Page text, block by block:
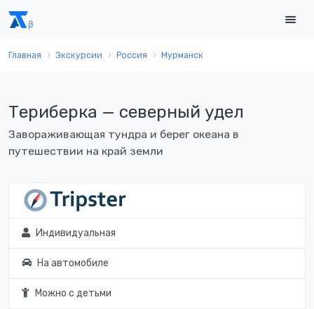
Главная Экскурсии Россия Мурманск
Териберка — северный удел
Завораживающая тундра и берег океана в
путешествии на край земли
Индивидуальная
На автомобиле
Можно с детьми